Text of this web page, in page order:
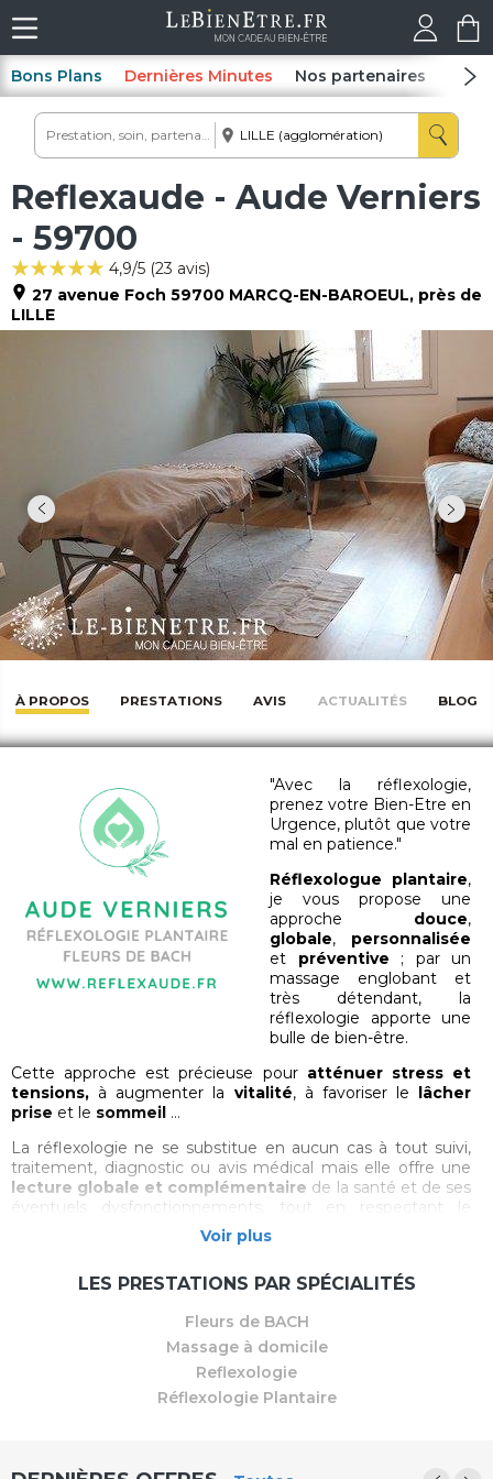
Bons Plans Dernières Minutes Nos partenaires Spas
Reflexaude - Aude Verniers
- 59700
4,9/5 (23 avis)
27 avenue Foch 59700 MARCQ-EN-BAROEUL, près de
LILLE
À PROPOS PRESTATIONS AVIS ACTUALITÉS BLOG
"Avec la réflexologie,
prenez votre Bien-Etre en
Urgence, plutôt que votre
mal en patience."
Réflexologue plantaire,
je vous propose une
approche douce,
globale, personnalisée
et préventive ; par un
massage englobant et
très détendant, la
réflexologie apporte une
bulle de bien-être.
Cette approche est précieuse pour atténuer stress et
tensions, à augmenter la vitalité, à favoriser le lâcher
prise et le sommeil …
La réflexologie ne se substitue en aucun cas à tout suivi,
traitement, diagnostic ou avis médical mais elle offre une
lecture globale et complémentaire de la santé et de ses
éventuels dysfonctionnements, tout en respectant le
rythme du corps dans sa capacité à se rééquilibrer.
rééquilibrer certains dysfonctionnements.
La réflexologie est appréciéeà tout âge
après la naissance(sauf au 1° trimestre de grossesse) en
complément d'un accompagnement à la naissance.
Je propose également de l' accompagnement pour
Son sommeil est perturbé ? La réflexologie permet un
Voir plus
LES PRESTATIONS PAR SPÉCIALITÉS
Fleurs de BACH
Massage à domicile
Reflexologie
Réflexologie Plantaire